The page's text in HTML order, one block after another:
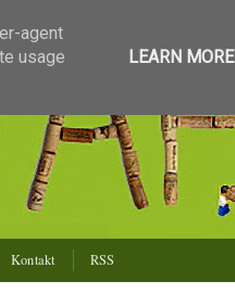
Kontakt RSS
agent
usage
LEARN MORE